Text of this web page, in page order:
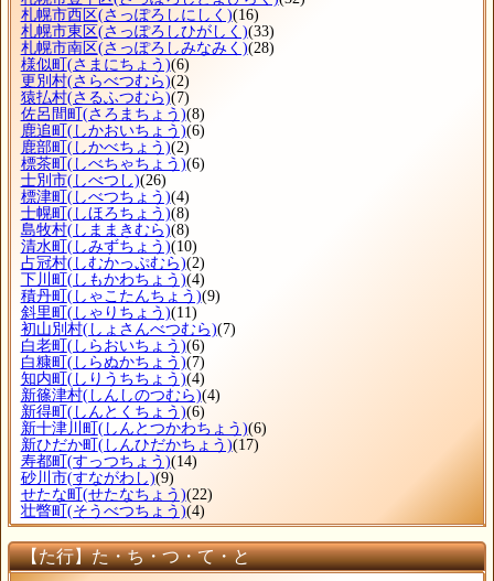
札幌市西区(さっぽろしにしく)(16)
札幌市東区(さっぽろしひがしく)(33)
札幌市南区(さっぽろしみなみく)(28)
様似町 (さまにちょう)(6)
更別村(さらべつむら)(2)
猿払村(さるふつむら)(7)
佐呂間町 (さろまちょう)(8)
鹿追町 (しかおいちょう)(6)
鹿部町 (しかべちょう)(2)
標茶町 (しべちゃちょう)(6)
士別市(しべつし)(26)
標津町 (しべつちょう)(4)
士幌町 (しほろちょう)(8)
島牧村(しままきむら)(8)
清水町 (しみずちょう)(10)
占冠村(しむかっぷむら)(2)
下川町 (しもかわちょう)(4)
積丹町 (しゃこたんちょう)(9)
斜里町 (しゃりちょう)(11)
初山別村(しょさんべつむら)(7)
白老町 (しらおいちょう)(6)
白糠町 (しらぬかちょう)(7)
知内町 (しりうちちょう)(4)
新篠津村(しんしのつむら)(4)
新得町 (しんとくちょう)(6)
新十津川町 (しんとつかわちょう)(6)
新ひだか町 (しんひだかちょう)(17)
寿都町 (すっつちょう)(14)
砂川市(すながわし)(9)
せたな町 (せたなちょう)(22)
壮瞥町 (そうべつちょう)(4)
【た行】た・ち・つ・て・と